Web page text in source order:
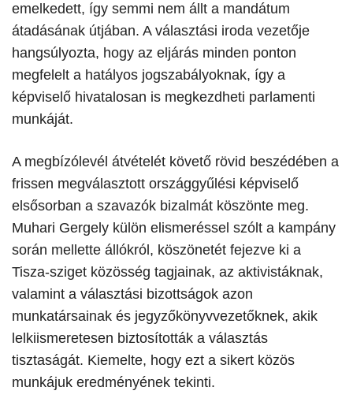
emelkedett, így semmi nem állt a mandátum
átadásának útjában. A választási iroda vezetője
hangsúlyozta, hogy az eljárás minden ponton
megfelelt a hatályos jogszabályoknak, így a
képviselő hivatalosan is megkezdheti parlamenti
munkáját.
​A megbízólevél átvételét követő rövid beszédében a
frissen megválasztott országgyűlési képviselő
elsősorban a szavazók bizalmát köszönte meg.
Muhari Gergely külön elismeréssel szólt a kampány
során mellette állókról, köszönetét fejezve ki a
Tisza-sziget közösség tagjainak, az aktivistáknak,
valamint a választási bizottságok azon
munkatársainak és jegyzőkönyvvezetőknek, akik
lelkiismeretesen biztosították a választás
tisztaságát. Kiemelte, hogy ezt a sikert közös
munkájuk eredményének tekinti.